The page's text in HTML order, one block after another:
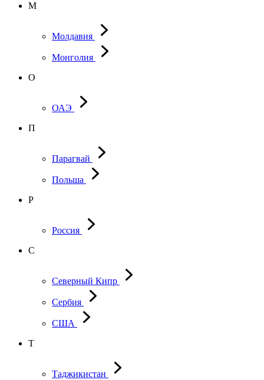
М
Молдавия
Монголия
О
ОАЭ
П
Парагвай
Польша
Р
Россия
С
Северный Кипр
Сербия
США
Т
Таджикистан